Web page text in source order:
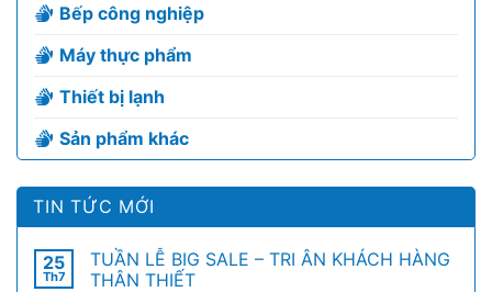
Bếp công nghiệp
Máy thực phẩm
Thiết bị lạnh
Sản phẩm khác
TIN TỨC MỚI
25
Th7
TUẦN LỄ BIG SALE – TRI ÂN KHÁCH HÀNG
THÂN THIẾT